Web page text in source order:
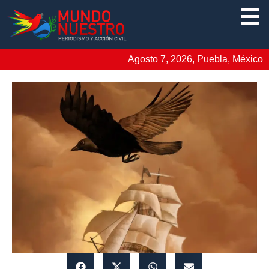
Agosto 7, 2026, Puebla, México